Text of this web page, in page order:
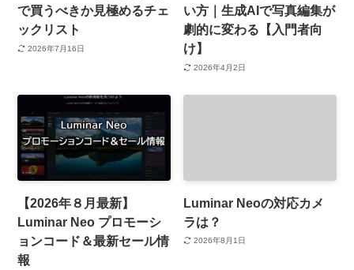
で買うべきか見極めるチェ
ックリスト
2026年7月16日
い方｜生成AIで写真編集が
劇的に変わる【入門者向
け】
2026年4月2日
【2026年８月最新】
Luminar Neo プロモーシ
ョンコード＆最新セール情
報
Luminar Neoの対応カメ
ラは？
2026年8月1日